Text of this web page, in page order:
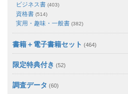
ビジネス書 (403)
資格書 (514)
実用・趣味・一般書 (382)
書籍＋電子書籍セット (464)
限定特典付き (52)
調査データ (60)